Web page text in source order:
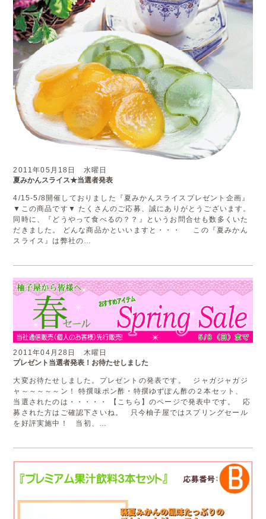
2011年05月18日 水曜日
夏みかんスライス★当選者発表
4/15-5/8開催しておりました『夏みかんスライスプレゼント企画』
▼この商品です▼ たくさんのご応募、誠にありがとうございます。
同時に、『どうやって食べるの？？』というお問合せも数多くいた
だきました。 どんな商品かといいますと・・・ この『夏みかん
スライス』は弊社の…
2011年04月28日 木曜日
プレゼント当選者発表！お待たせしました
大変お待たせしました。プレゼントの発表です。 ジャガジャガジ
ャ～～～～～ン！ 特撰味ポン酢・特撰ゆずぽん酢の２本セット、
当選されたのは・・・・・ 【こちら】のページで発表中です。 応
募された方はご確認下さいね。 只今柚子屋ではスプリングセール
を好評実施中！ 当初、…